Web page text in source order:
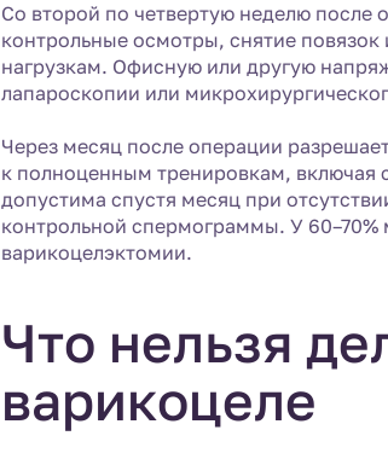
Со второй по четвертую неделю
контрольные осмотры, снятие
нагрузкам. Офисную или другую
лапароскопии или
Через месяц после операции
к полноценным тренировкам, включая
допустима спустя месяц при
контрольной спермограммы. У
варикоцелэктомии.
Что нельзя
варикоцеле